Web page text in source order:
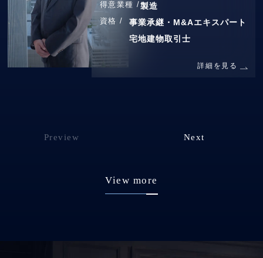
得意業種 /製造
資格 /
事業承継・M&Aエキスパート
宅地建物取引士
詳細を見る
Preview Next
View more